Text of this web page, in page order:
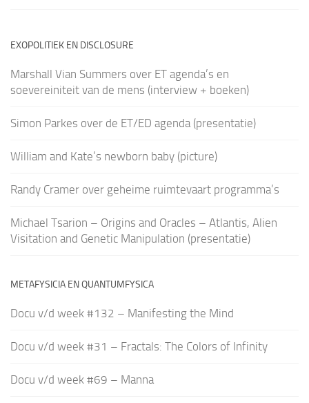
EXOPOLITIEK EN DISCLOSURE
Marshall Vian Summers over ET agenda’s en
soevereiniteit van de mens (interview + boeken)
Simon Parkes over de ET/ED agenda (presentatie)
William and Kate’s newborn baby (picture)
Randy Cramer over geheime ruimtevaart programma’s
Michael Tsarion – Origins and Oracles – Atlantis, Alien
Visitation and Genetic Manipulation (presentatie)
METAFYSICIA EN QUANTUMFYSICA
Docu v/d week #132 – Manifesting the Mind
Docu v/d week #31 – Fractals: The Colors of Infinity
Docu v/d week #69 – Manna